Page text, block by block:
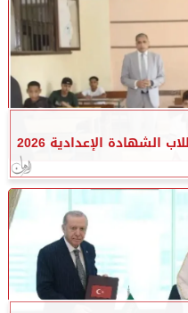
الشهادة الإعدادية 2026